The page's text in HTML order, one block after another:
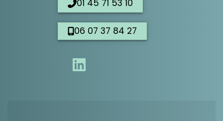
01 45 71 53 10
06 07 37 84 27